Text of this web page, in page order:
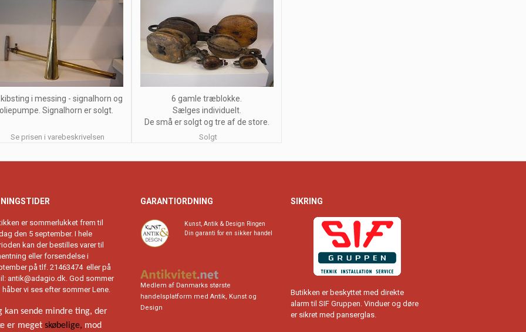
i messing - signalhorn og
oliepumpe. Signalhorn er solgt.
Se prisen i varebeskrivelsen
6 gamle træblokke.
Sælges individuelt.
De små er solgt og tre af de store.
Solgt
er sommerlukket frem til
den 5 september. I hele
kan der bestilles varer til
eller forsendelse i
på tlf. 21463474 eller på
antik@adagio.dk. God sommer
håber vi ses efter sommer Lene.
kan sende mindre ting, der
er meget skøbelige, mod
GARANTIORDNING
Kunst, Antik & Design Ringen
Din garanti for en sikker handel
Medlem af Danmarks største
handelsplatform med Antik, Kunst og
Design
SIKRING
Butikken er beskyttet med direkte
alarm til SIF Gruppen. Vinduer og døre
er sikret med panserglas.